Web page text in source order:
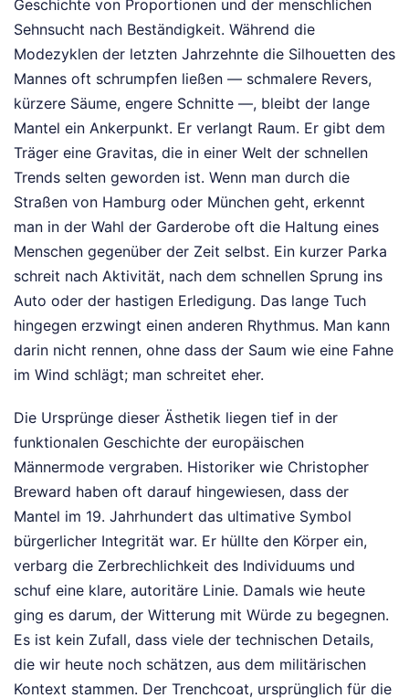
Geschichte von Proportionen und der menschlichen
Sehnsucht nach Beständigkeit. Während die
Modezyklen der letzten Jahrzehnte die Silhouetten des
Mannes oft schrumpfen ließen — schmalere Revers,
kürzere Säume, engere Schnitte —, bleibt der lange
Mantel ein Ankerpunkt. Er verlangt Raum. Er gibt dem
Träger eine Gravitas, die in einer Welt der schnellen
Trends selten geworden ist. Wenn man durch die
Straßen von Hamburg oder München geht, erkennt
man in der Wahl der Garderobe oft die Haltung eines
Menschen gegenüber der Zeit selbst. Ein kurzer Parka
schreit nach Aktivität, nach dem schnellen Sprung ins
Auto oder der hastigen Erledigung. Das lange Tuch
hingegen erzwingt einen anderen Rhythmus. Man kann
darin nicht rennen, ohne dass der Saum wie eine Fahne
im Wind schlägt; man schreitet eher.
Die Ursprünge dieser Ästhetik liegen tief in der
funktionalen Geschichte der europäischen
Männermode vergraben. Historiker wie Christopher
Breward haben oft darauf hingewiesen, dass der
Mantel im 19. Jahrhundert das ultimative Symbol
bürgerlicher Integrität war. Er hüllte den Körper ein,
verbarg die Zerbrechlichkeit des Individuums und
schuf eine klare, autoritäre Linie. Damals wie heute
ging es darum, der Witterung mit Würde zu begegnen.
Es ist kein Zufall, dass viele der technischen Details,
die wir heute noch schätzen, aus dem militärischen
Kontext stammen. Der Trenchcoat, ursprünglich für die